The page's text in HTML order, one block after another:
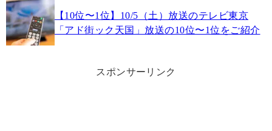
【10位〜1位】10/5（土）放送のテレビ東京
「アド街ック天国」放送の10位〜1位をご紹介
スポンサーリンク